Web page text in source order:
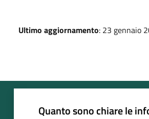
Ultimo aggiornamento: 23 gennaio
Quanto sono chiare le